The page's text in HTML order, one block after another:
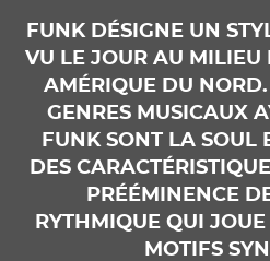
FUNK DÉSIGNE UN
VU LE JOUR AU MILIEU
AMÉRIQUE DU
GENRES MUSICAUX
FUNK SONT LA SOUL
DES
PRÉÉMINENCE
RYTHMIQUE QUI
MOTIFS